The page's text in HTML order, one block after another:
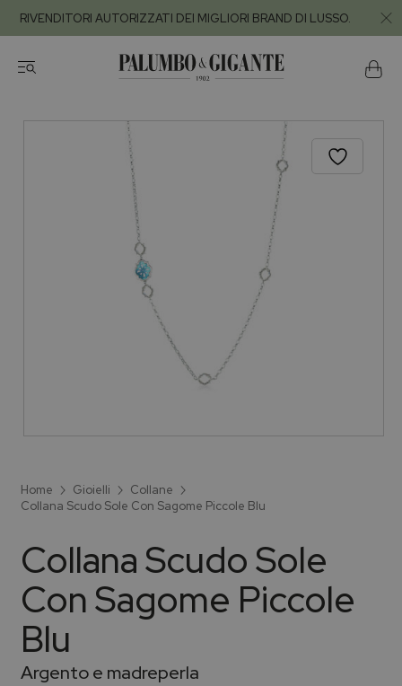
RIVENDITORI AUTORIZZATI DEI MIGLIORI BRAND DI LUSSO.
Home Gioielli
Collane
Collana Scudo Sole Con Sagome Piccole Blu
Collana Scudo Sole
Con Sagome Piccole
Blu
Argento e madreperla